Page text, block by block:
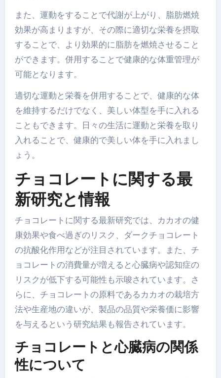
また、運動をすることで代謝が上がり、脂肪燃焼
効果が高まりますが、その際に適切な栄養を摂取
することで、より効果的に脂肪を燃焼させること
ができます。併用することで健康的な体重管理が
可能となります。
適切な運動と栄養を併用することで、健康的な体
を維持するだけでなく、美しい体型を手に入れる
こともできます。日々の生活に運動と栄養を取り
入れることで、健康的で美しい体を手に入れまし
ょう。
チョコレートに関する最
新研究と情報
チョコレートに関する最新研究では、カカオの健
康効果や食べ過ぎのリスク、ダークチョコレート
の抗酸化作用などが注目されています。また、チ
ョコレートの消費量が増えると心臓病や認知症の
リスクが低下する可能性も示唆されています。さ
らに、チョコレートの原料であるカカオの栽培方
法や生産地の違いが、製品の品質や栄養価に影響
を与えるという研究結果も報告されています。
チョコレートと心臓病の関係
性について